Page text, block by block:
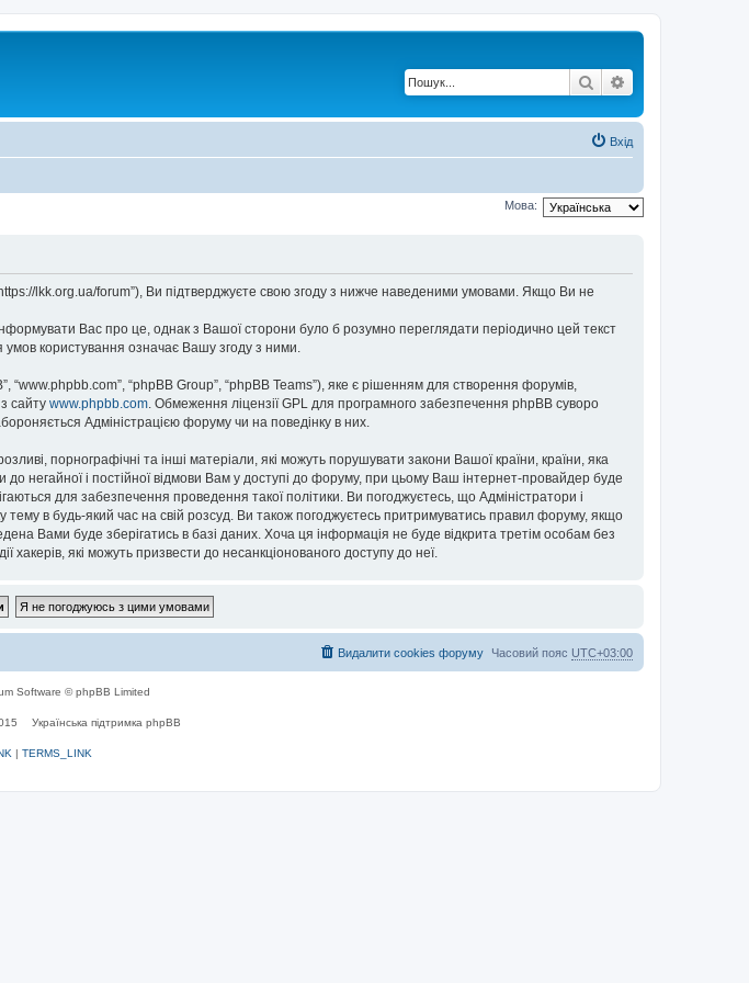
Пошук
Вхід
Мова:
lkk.org.ua/forum”), Ви підтверджуєте свою згоду з нижче наведеними умовами. Якщо Ви не
Вас про це, однак з Вашої сторони було б розумно переглядати періодично цей текст
умов користування означає Вашу згоду з ними.
“phpBB Group”, “phpBB Teams”), яке є рішенням для створення форумів,
сайту www.phpbb.com. Обмеження ліцензії GPL для програмного забезпечення phpBB суворо
Адміністрацією форуму чи на поведінку в них.
порнографічні та інші матеріали, які можуть порушувати закони Вашої країни, країни, яка
негайної і постійної відмови Вам у доступі до форуму, при цьому Ваш інтернет-провайдер буде
для забезпечення проведення такої політики. Ви погоджуєтесь, що Адміністратори і
в будь-який час на свій розсуд. Ви також погоджуєтесь притримуватись правил форуму, якщо
Вами буде зберігатись в базі даних. Хоча ця інформація не буде відкрита третім особам без
хакерів, які можуть призвести до несанкціонованого доступу до неї.
Часовий пояс UTC+03:00
Видалити cookies форуму
Software © phpBB Limited
Українська підтримка phpBB
| TERMS_LINK